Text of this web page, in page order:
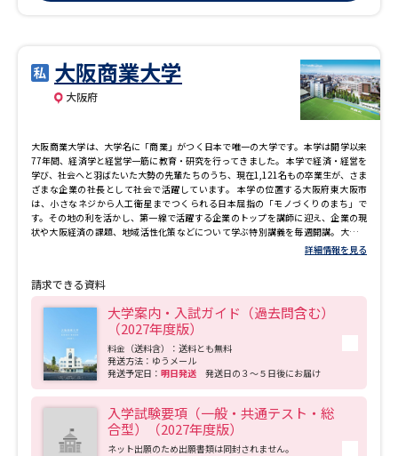
大阪商業大学
大阪府
大阪商業大学は、大学名に「商業」がつく日本で唯一の大学です。本学は開学以来
77年間、経済学と経営学一筋に教育・研究を行ってきました。 本学で経済・経営を
学び、社会へと羽ばたいた大勢の先輩たちのうち、現在1,121名もの卒業生が、さま
ざまな企業の社長として社会で活躍しています。 本学の位置する大阪府東大阪市
は、小さなネジから人工衛星までつくられる日本屈指の「モノづくりのまち」で
す。その地の利を活かし、第一線で活躍する企業のトップを講師に迎え、企業の現
状や大阪経済の課題、地域活性化策などについて学ぶ特別講義を毎週開講。大ヒッ
ト商品を開発する企業など、最先端のビジネスを学ぶことができます。 多様な学び
で身につけた知識・経験は、複雑化する社会の課題解決に活かすことができ、自身
を生み出し、社会を豊かに、人々を幸せにする学問です。自分の興味・関心に合わ
せて、経済学・経営学を履修できるシステムで思う存分学び、世の中に役立てる力
を身につけてください。
詳細情報を見る
請求できる資料
大学案内・入試ガイド（過去問含む）
（2027年度版）
料金（送料含）：送料とも無料
発送方法：ゆうメール
発送予定日： 明日発送 発送日の３～５日後にお届け
入学試験要項（一般・共通テスト・総
合型）（2027年度版）
ネット出願のため出願書類は同封されません。